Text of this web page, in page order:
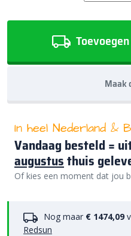
Maak
In heel Nederland &
Vandaag besteld =
augustusthuis
Of kies een moment dat jou
Nog maar € 1474,09
Redsun